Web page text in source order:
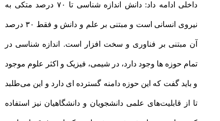
داخلی ادامه داد: دانش اندازه شناسی تا ۷۰ درصد متکی به
نیروی انسانی است و مبتنی بر علم و دانش و فقط ۳۰ درصد
آن مبتنی بر فناوری و سخت افزار است. اندازه شناسی در
تمام حوزه ها وجود دارد، در شیمی، فیزیک و اکثر علوم موجود
و باید گفت که این حوزه دامنه گسترده ای دارد و این می‌طلبد
تا از قابلیت‌های علمی دانشجویان و دانشگاهیان نیز استفاده